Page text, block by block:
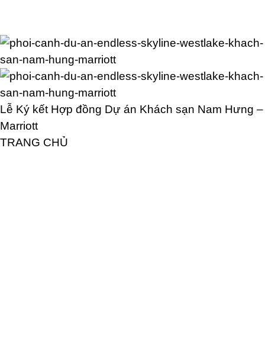
Lễ Ký kết Hợp đồng Dự án Khách sạn Nam Hưng –
Marriott
TRANG CHỦ